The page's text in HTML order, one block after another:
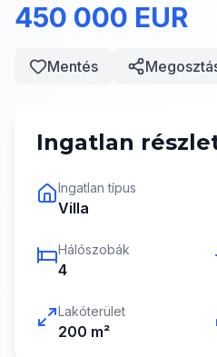
450 000 EUR
Mentés
Ingatlan
Ingatlan típus
Villa
Hálószobák
4
Lakóterület
200 m²